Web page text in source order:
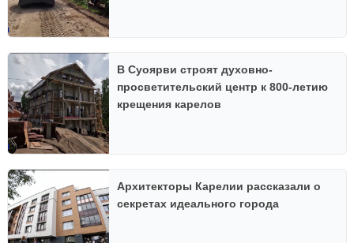
В Суоярви строят духовно-
просветительский центр к 800-летию
крещения карелов
Архитекторы Карелии рассказали о
секретах идеального города